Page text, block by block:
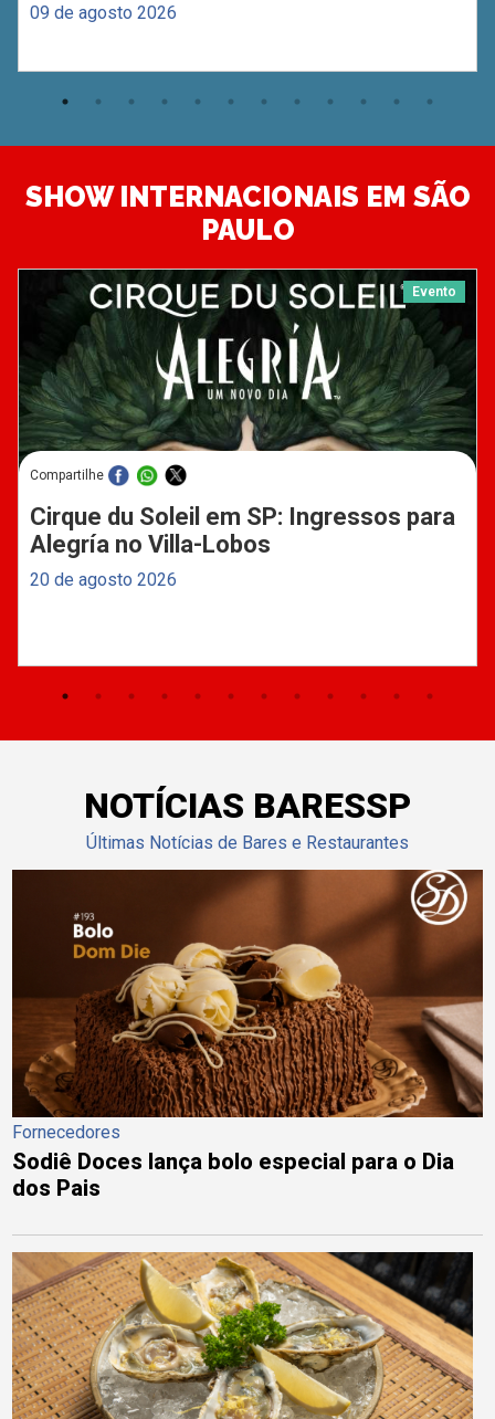
09 de agosto 2026
SHOW INTERNACIONAIS EM SÃO
PAULO
Evento
Compartilhe
Cirque du Soleil em SP: Ingressos para
Alegría no Villa-Lobos
20 de agosto 2026
NOTÍCIAS BARESSP
Últimas Notícias de Bares e Restaurantes
Fornecedores
Sodiê Doces lança bolo especial para o Dia
dos Pais